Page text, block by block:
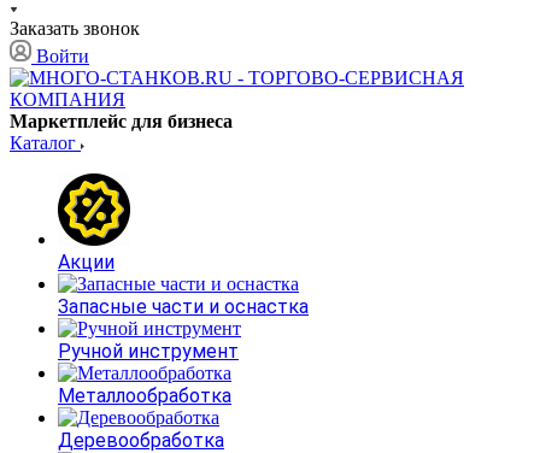
Заказать звонок
Войти
Маркетплейс для бизнеса
Каталог
Акции
Запасные части и оснастка
Ручной инструмент
Металлообработка
Деревообработка